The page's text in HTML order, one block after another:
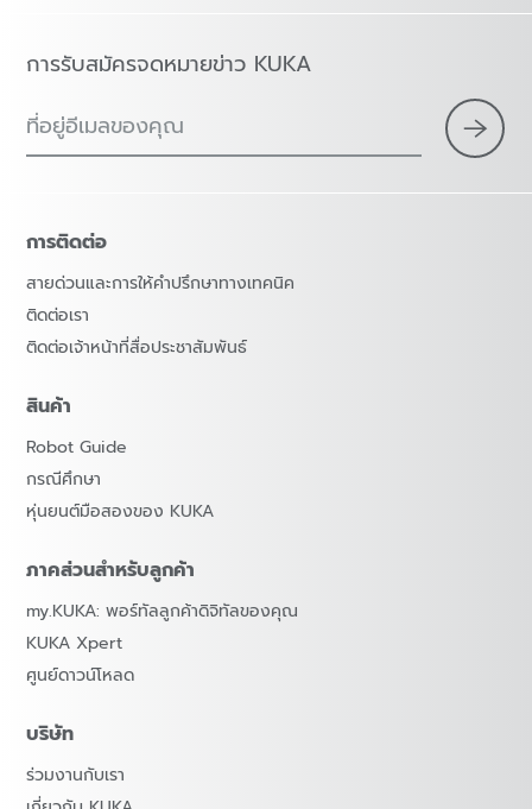
การรับสมัครจดหมายข่าว KUKA
ที่อยู่อีเมลของคุณ
การติดต่อ
สายด่วนและการให้คำปรึกษาทางเทคนิค
ติดต่อเรา
ติดต่อเจ้าหน้าที่สื่อประชาสัมพันธ์
สินค้า
Robot Guide
กรณีศึกษา
หุ่นยนต์มือสองของ KUKA
ภาคส่วนสำหรับลูกค้า
my.KUKA: พอร์ทัลลูกค้าดิจิทัลของคุณ
KUKA Xpert
ศูนย์ดาวน์โหลด
บริษัท
ร่วมงานกับเรา